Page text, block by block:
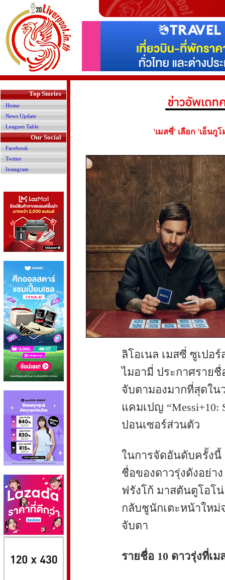
Top Stories
Home
News Update
Leagues Table
Our Social
Facebook
Twitter
Instagram
'เมสซี่' เลือก 'เอ็นกู
ลิโอเนล เมสซี่ ซูเปอ
ไมอามี่ ประกาศรายชื่
จับตามองมากที่สุดใ
แคมเปญ “Messi+10:
ปอนเซอร์ส่วนตัว
ในการจัดอันดับครั้งนี้
ชื่อของดาวรุ่งดังอย่า
ฟรังโก้ มาสตันตูโอโ
กลับชูนักเตะหน้าให
จับตา
รายชื่อ 10 ดาวรุ่งที่เ